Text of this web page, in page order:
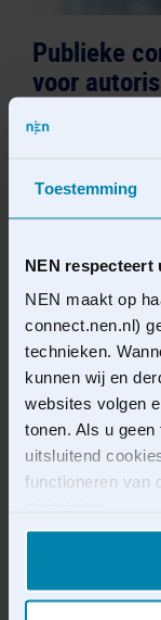
Toestemming
NEN respecteert
NEN maakt op
connect.nen.nl)
technieken.
kunnen wij en
websites volgen
tonen. Als u
uitsluitend
functioneren van
U kunt uw
ieder moment
Publieke
voor
De publieke
beschrijft hoe
kunnen maken
voorwaarden,
transmurale
ontwikkeld
aan op …Lees